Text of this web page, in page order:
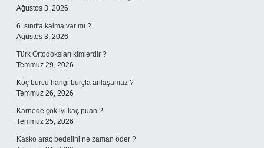
Ağustos 3, 2026
6. sınıfta kalma var mı ?
Ağustos 3, 2026
Türk Ortodoksları kimlerdir ?
Temmuz 29, 2026
Koç burcu hangi burçla anlaşamaz ?
Temmuz 26, 2026
Karnede çok iyi kaç puan ?
Temmuz 25, 2026
Kasko araç bedelini ne zaman öder ?